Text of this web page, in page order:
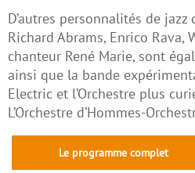
D’autres personnalités de
Richard Abrams, Enrico Rava,
chanteur René Marie, sont
ainsi que la bande
Electric et l’Orchestre plus
L’Orchestre d’Hommes-
Le programme complet